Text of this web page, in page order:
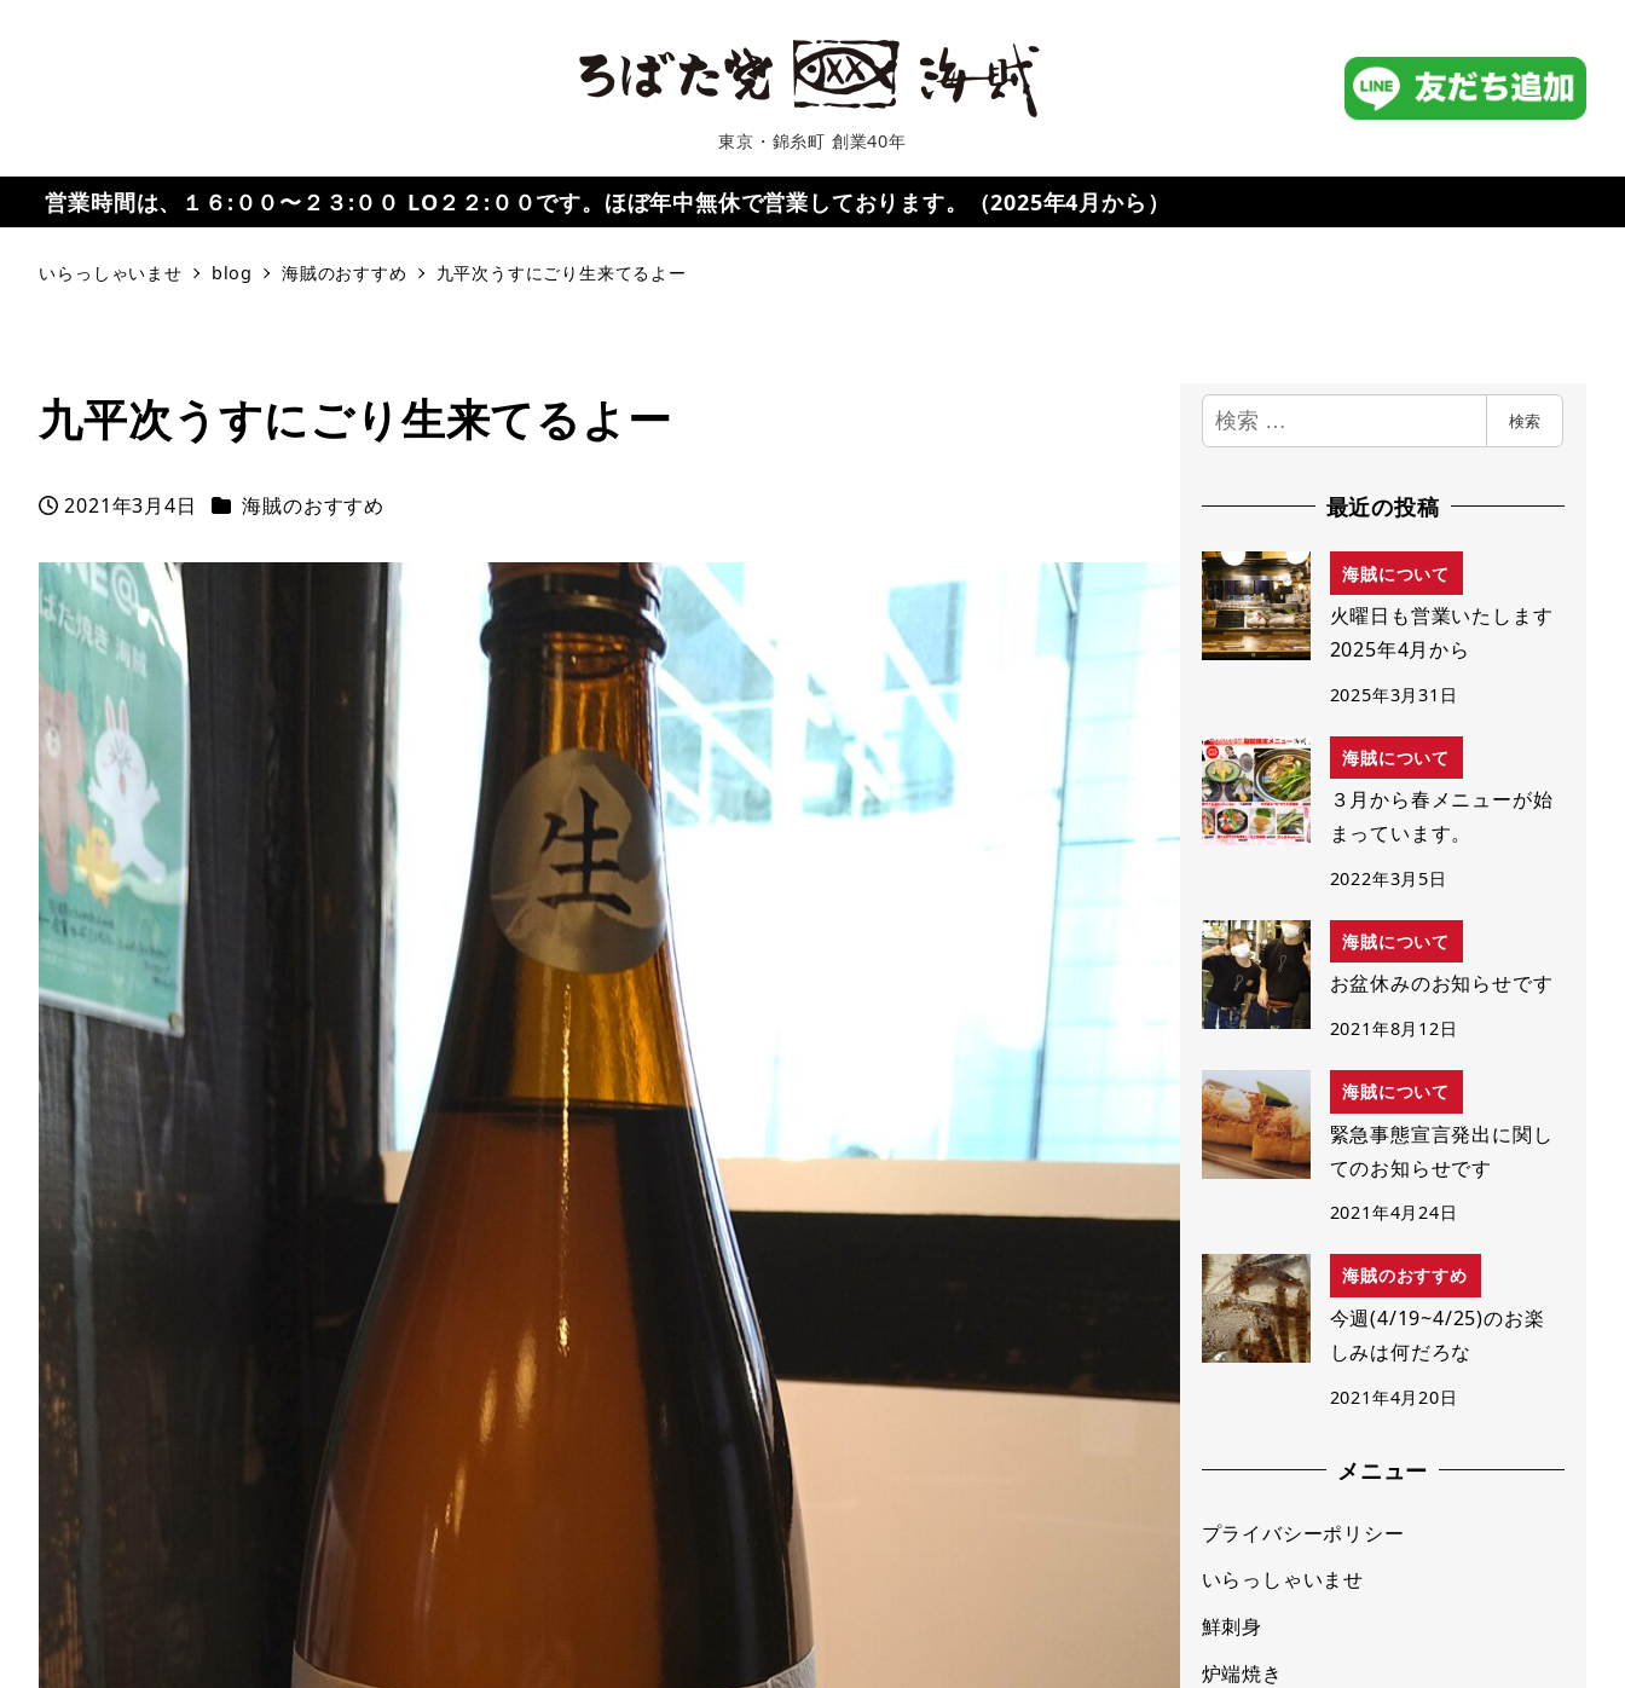
東京・錦糸町 創業40年
営業時間は、１６:００〜２３:００ LO２２:００です。ほぼ年中無休で営業しております。（2025年4月から）
いらっしゃいませ blog 海賊のおすすめ 九平次うすにごり生来てるよー
九平次うすにごり生来てるよー
投稿日
2021年3月4日 カテゴリー
海賊のおすすめ
検
索
検索
最近の投稿
海賊について
火曜日も営業いたします
2025年4月から
2025年3月31日
海賊について
３月から春メニューが始
まっています。
2022年3月5日
海賊について
お盆休みのお知らせです
2021年8月12日
海賊について
緊急事態宣言発出に関し
てのお知らせです
2021年4月24日
海賊のおすすめ
今週(4/19~4/25)のお楽
しみは何だろな
2021年4月20日
メニュー
プライバシーポリシー
いらっしゃいませ
鮮刺身
炉端焼き